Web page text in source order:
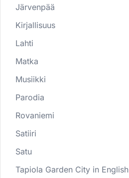
Järvenpää
Kirjallisuus
Lahti
Matka
Musiikki
Parodia
Rovaniemi
Satiiri
Satu
Tapiola Garden City in English